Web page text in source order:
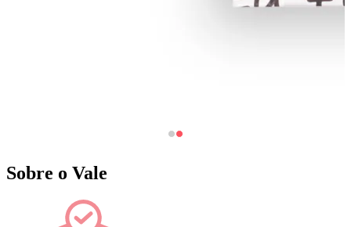
Sobre o Vale